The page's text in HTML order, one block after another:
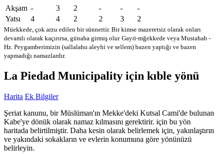
Akşam - 3 2 - -
-
Yatsı
4 4 2 2 3 2
Müekkede, çok arzu edilen bir sünnettir. Bir kimse mazeretsiz olarak onları
devamlı olarak kaçırırsa, günaha girmiş olur Gayri-mğekkede veya Mustahab -
Hz. Peygamberimizin (sallalahu aleyhi ve sellem) bazen yaptığı ve bazen
yapmadığı namazlardır.
La Piedad Municipality için kıble yönü
Harita Ek Bilgiler
Şeriat kanunu, bir Müslüman'ın Mekke'deki Kutsal Cami'de bulunan
Kabe'ye dönük olarak namaz kılmasını gerektirir. için bu yön
haritada belirtilmiştir. Daha kesin olarak belirlemek için, yakınlaştırın
ve yakındaki sokakların ve evlerin konumuna göre yönünüzü
belirleyin.